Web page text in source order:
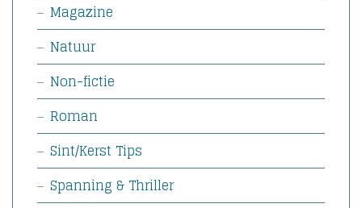
Magazine
Natuur
Non-fictie
Roman
Sint/Kerst Tips
Spanning & Thriller